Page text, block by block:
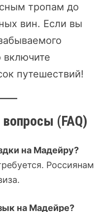
тропам до
вин. Если вы
включите
путешествий!
(FAQ)
на Мадейру?
Россиянам
на Мадейре?